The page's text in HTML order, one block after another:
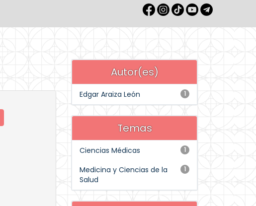
Autor(es)
1
Edgar Araiza León
Temas
1
Ciencias Médicas
1
Medicina y Ciencias de la
Salud